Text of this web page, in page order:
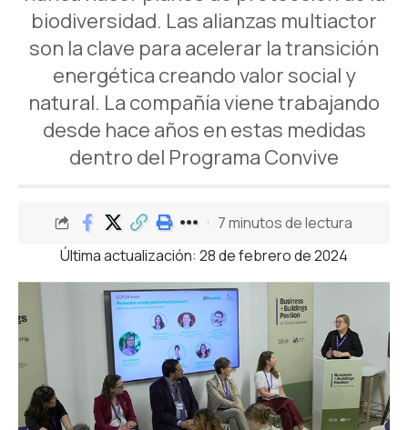
biodiversidad. Las alianzas multiactor
son la clave para acelerar la transición
energética creando valor social y
natural. La compañía viene trabajando
desde hace años en estas medidas
dentro del Programa Convive
Última actualización: 28 de febrero de 2024
7 minutos de lectura